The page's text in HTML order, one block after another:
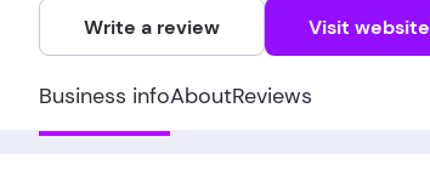
Write a review Visit website
Business infoAboutReviews